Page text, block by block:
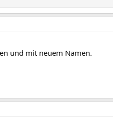
und mit neuem Namen.